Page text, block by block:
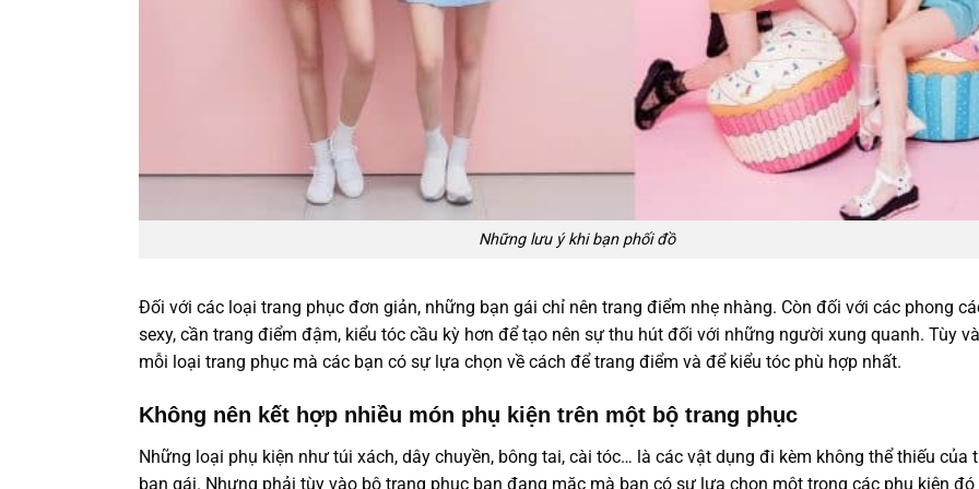
Những lưu ý khi bạn phối đồ
Đối với các loại trang phục đơn giản, những bạn gái chỉ nên trang điểm nhẹ nhàng. Còn đối với các phong
sexy, cần trang điểm đậm, kiểu tóc cầu kỳ hơn để tạo nên sự thu hút đối với những người xung quanh. Tùy
mỗi loại trang phục mà các bạn có sự lựa chọn về cách để trang điểm và để kiểu tóc phù hợp nhất.
Không nên kết hợp nhiều món phụ kiện trên một bộ trang phục
Những loại phụ kiện như túi xách, dây chuyền, bông tai, cài tóc… là các vật dụng đi kèm không thể thiếu của
bạn gái. Nhưng phải tùy vào bộ trang phục bạn đang mặc mà bạn có sự lựa chọn một trong các phụ kiện đó